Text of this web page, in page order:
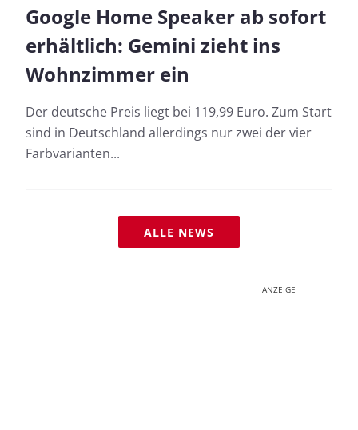
Google Home Speaker ab sofort
erhältlich: Gemini zieht ins
Wohnzimmer ein
Der deutsche Preis liegt bei 119,99 Euro. Zum Start
sind in Deutschland allerdings nur zwei der vier
Farbvarianten...
ALLE NEWS
ANZEIGE